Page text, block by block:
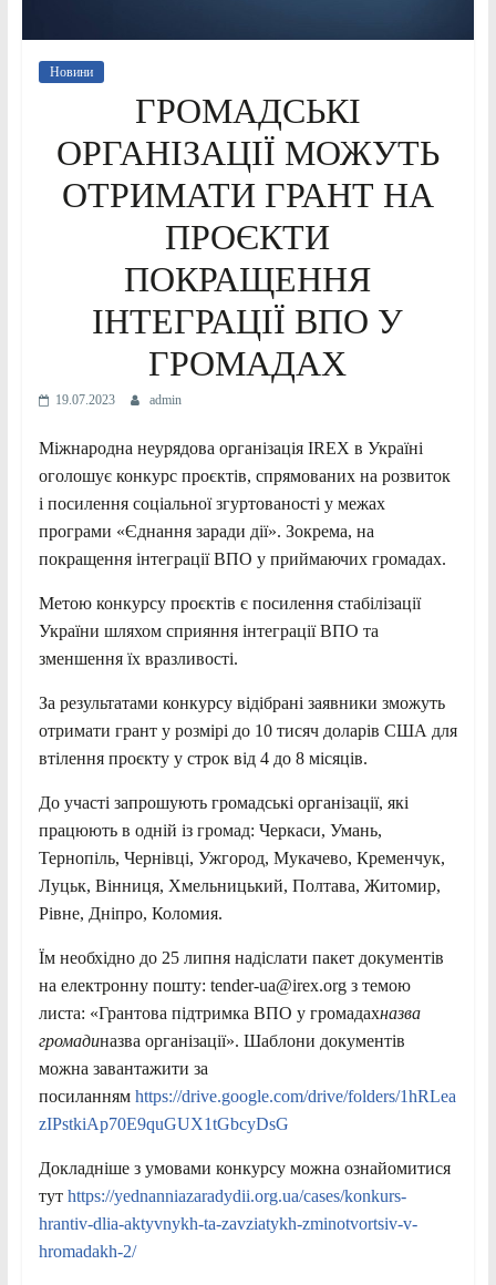
Новини
ГРОМАДСЬКІ
ОРГАНІЗАЦІЇ МОЖУТЬ
ОТРИМАТИ ГРАНТ НА
ПРОЄКТИ
ПОКРАЩЕННЯ
ІНТЕГРАЦІЇ ВПО У
ГРОМАДАХ
19.07.2023 admin
Міжнародна неурядова організація IREX в Україні
оголошує конкурс проєктів, спрямованих на розвиток
і посилення соціальної згуртованості у межах
програми «Єднання заради дії». Зокрема, на
покращення інтеграції ВПО у приймаючих громадах.
Метою конкурсу проєктів є посилення стабілізації
України шляхом сприяння інтеграції ВПО та
зменшення їх вразливості.
За результатами конкурсу відібрані заявники зможуть
отримати грант у розмірі до 10 тисяч доларів США для
втілення проєкту у строк від 4 до 8 місяців.
До участі запрошують громадські організації, які
працюють в одній із громад: Черкаси, Умань,
Тернопіль, Чернівці, Ужгород, Мукачево, Кременчук,
Луцьк, Вінниця, Хмельницький, Полтава, Житомир,
Рівне, Дніпро, Коломия.
Їм необхідно до 25 липня надіслати пакет документів
на електронну пошту: tender-ua@irex.org з темою
листа: «Грантова підтримка ВПО у громадахназва
громадиназва організації». Шаблони документів
можна завантажити за
посиланням https://drive.google.com/drive/folders/1hRLea
zIPstkiAp70E9quGUX1tGbcyDsG
Докладніше з умовами конкурсу можна ознайомитися
тут https://yednanniazaradydii.org.ua/cases/konkurs-
hrantiv-dlia-aktyvnykh-ta-zavziatykh-zminotvortsiv-v-
hromadakh-2/